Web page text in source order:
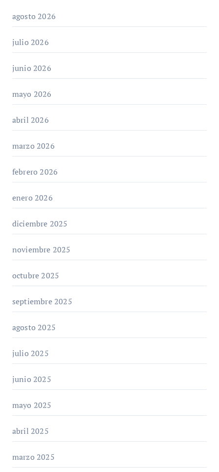
agosto 2026
julio 2026
junio 2026
mayo 2026
abril 2026
marzo 2026
febrero 2026
enero 2026
diciembre 2025
noviembre 2025
octubre 2025
septiembre 2025
agosto 2025
julio 2025
junio 2025
mayo 2025
abril 2025
marzo 2025